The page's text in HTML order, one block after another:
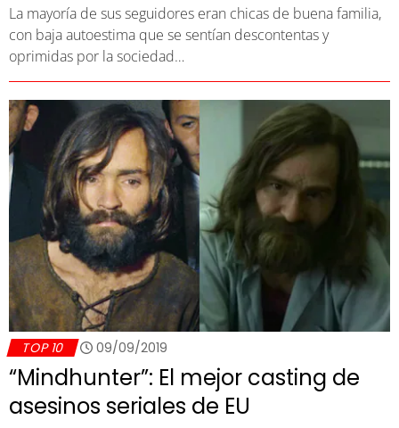
La mayoría de sus seguidores eran chicas de buena familia,
con baja autoestima que se sentían descontentas y
oprimidas por la sociedad…
TOP 10 09/09/2019
“Mindhunter”: El mejor casting de
asesinos seriales de EU